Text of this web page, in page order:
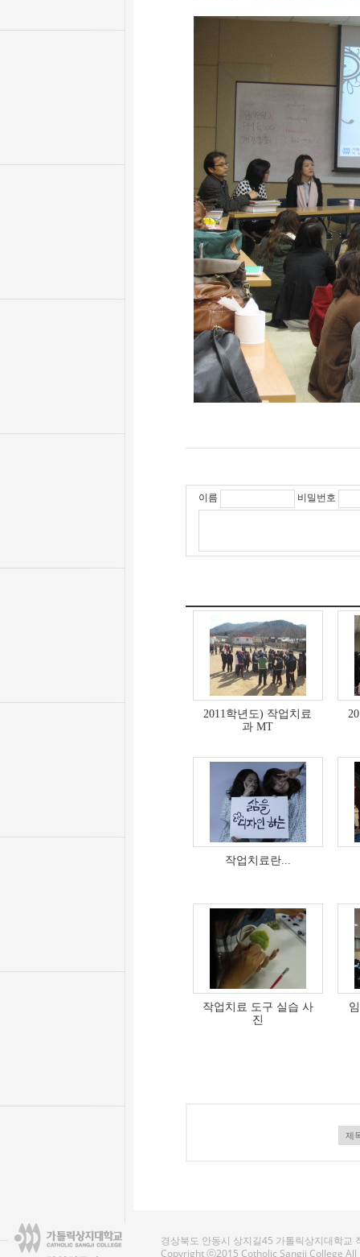
이름 비밀번호
2011학년도) 작업치료
과 MT
작업치료란...
작업치료 도구 실습 사
진
경상북도 안동시 상지길45 가톨릭상지대학교
Copyright ⓒ2015 Cotholic Sangji College